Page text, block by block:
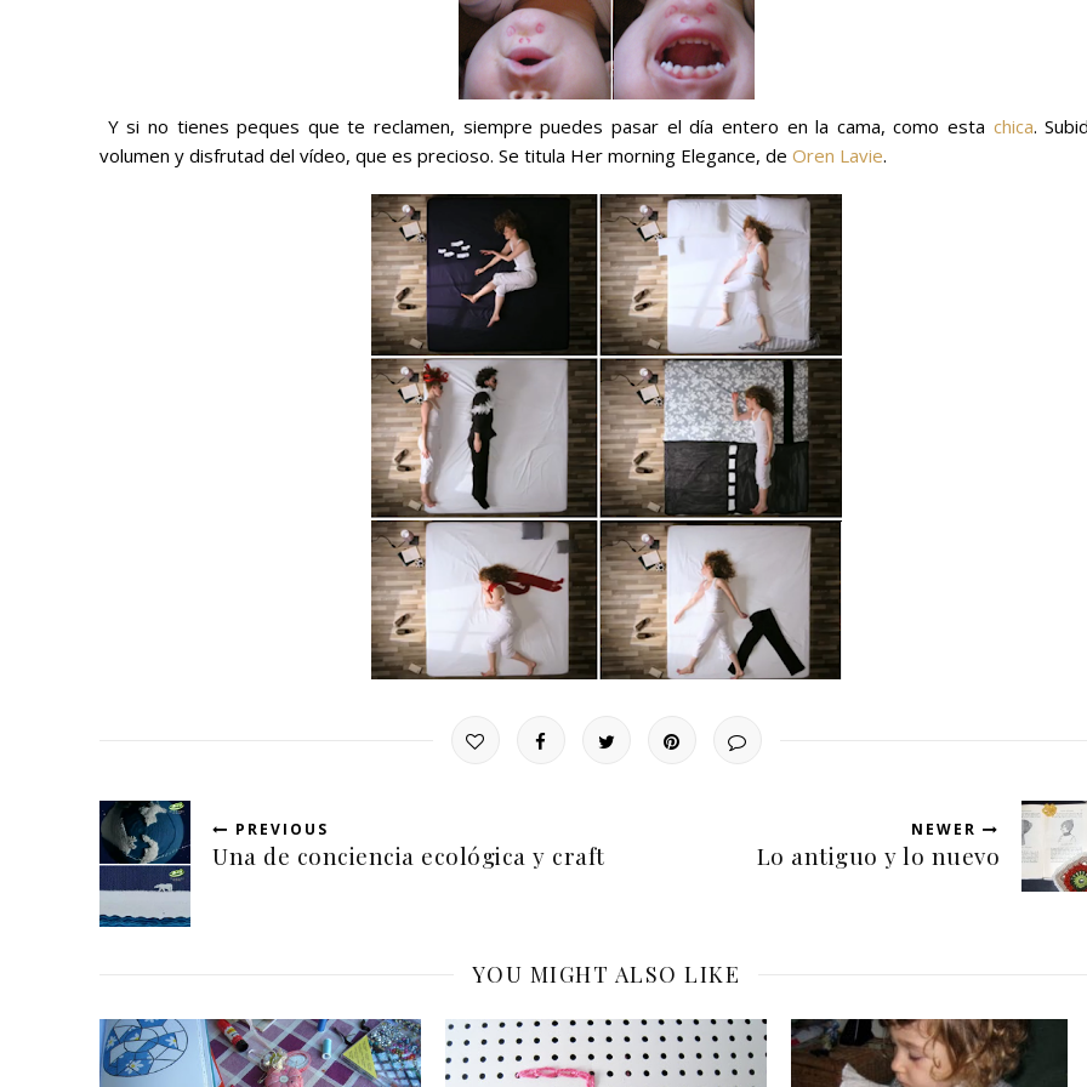
Y si no tienes peques que te reclamen, siempre puedes pasar el día entero en la cama, como esta chica.
volumen y disfrutad del vídeo, que es precioso. Se titula Her morning Elegance, de Oren Lavie.
PREVIOUS
Una de conciencia ecológica y craft
NEWER
Lo antiguo y lo nuevo
YOU MIGHT ALSO LIKE